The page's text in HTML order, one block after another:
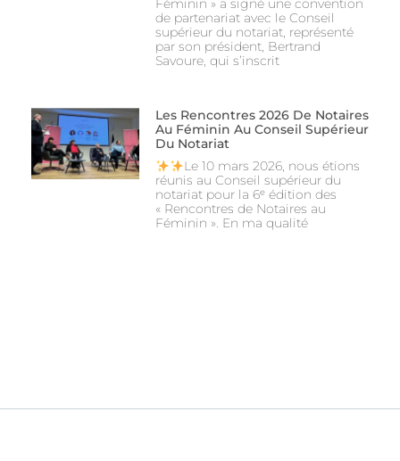
Féminin » a signé une convention
de partenariat avec le Conseil
supérieur du notariat, représenté
par son président, Bertrand
Savoure, qui s’inscrit
Les Rencontres 2026 De Notaires
Au Féminin Au Conseil Supérieur
Du Notariat
Le 10 mars 2026, nous étions
réunis au Conseil supérieur du
notariat pour la 6ᵉ édition des
« Rencontres de Notaires au
Féminin ». En ma qualité